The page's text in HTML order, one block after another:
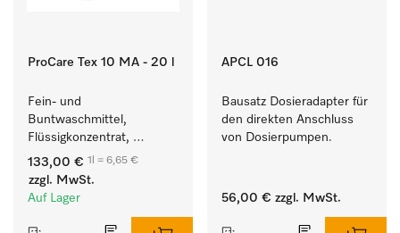
ProCare Tex 10 MA - 20 l
Fein- und
Buntwaschmittel,
Flüssigkonzentrat,
mildalkalisch, 20 l zur
Reinigung von
Buntwäsche und
133,00 € 1l = 6,65 €
zzgl. MwSt.
Auf Lager
APCL 016
Bausatz Dosieradapter für
den direkten Anschluss
von Dosierpumpen.
56,00 € zzgl. MwSt.